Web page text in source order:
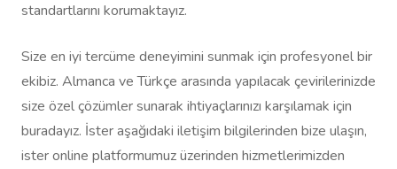
standartlarını korumaktayız.
Size en iyi tercüme deneyimini sunmak için profesyonel bir
ekibiz. Almanca ve Türkçe arasında yapılacak çevirilerinizde
size özel çözümler sunarak ihtiyaçlarınızı karşılamak için
buradayız. İster aşağıdaki iletişim bilgilerinden bize ulaşın,
ister online platformumuz üzerinden hizmetlerimizden